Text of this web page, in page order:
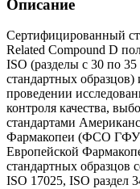
Описание
Сертифицированный
Related Compound D
ISO (разделы с 30 по
стандартных образцов)
проведении
контроля качества,
стандартами
Фармакопеи (ФСО
Европейской
стандартных образцов
ISO 17025, ISO раздел